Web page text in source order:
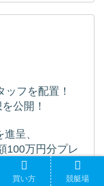
フを配置！
公開！
呈、
100万円分プレ
買い方 競艇場